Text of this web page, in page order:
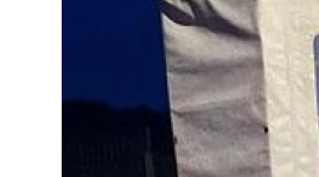
Pod
strażacy